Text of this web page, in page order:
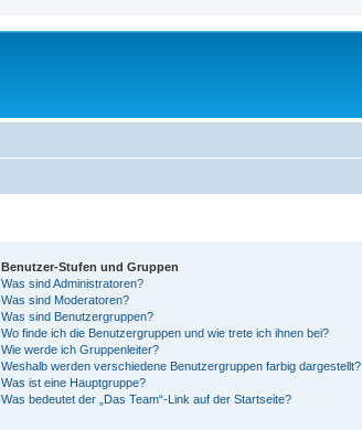
Benutzer-Stufen und Gruppen
Was sind Administratoren?
Was sind Moderatoren?
Was sind Benutzergruppen?
Wo finde ich die Benutzergruppen und wie trete ich ihnen bei?
Wie werde ich Gruppenleiter?
Weshalb werden verschiedene Benutzergruppen farbig dargestellt?
Was ist eine Hauptgruppe?
Was bedeutet der „Das Team“-Link auf der Startseite?